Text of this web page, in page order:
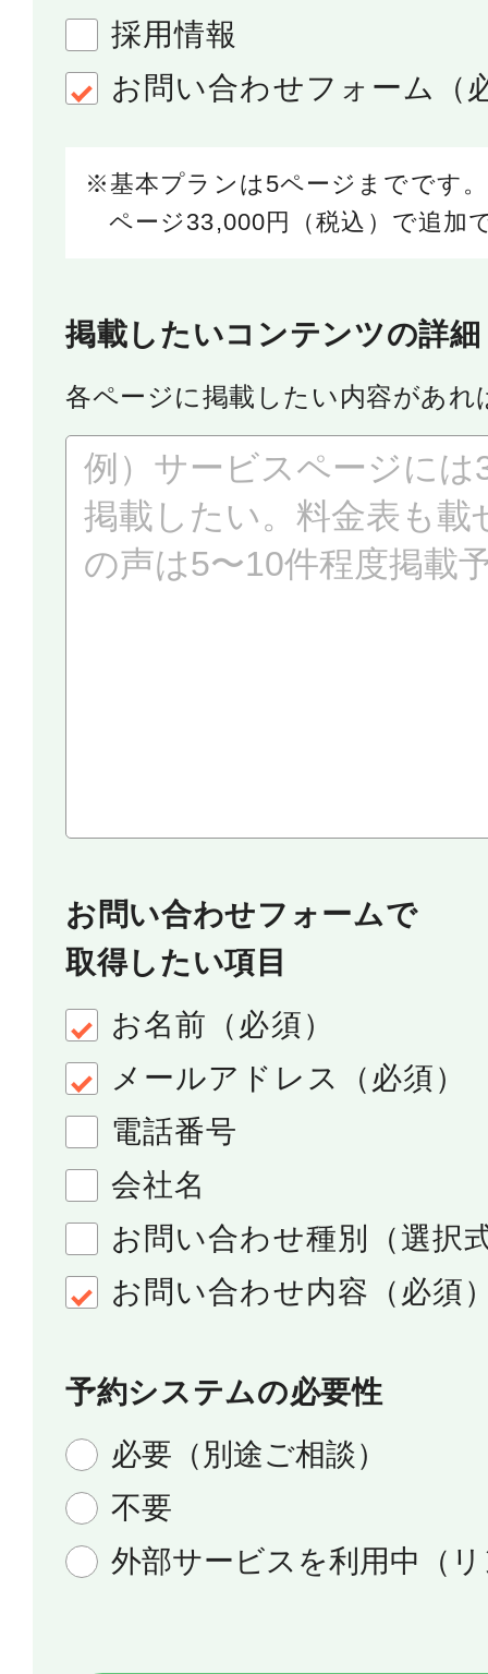
採用情報
お問い合わせフォーム（
基本プランは5ページまでです
ページ33,000円（税込）で追加
掲載したいコンテンツの詳細
各ページに掲載したい内容があれ
お問い合わせフォームで
取得したい項目
お名前（必須）
メールアドレス（必須）
電話番号
会社名
お問い合わせ種別（選択
お問い合わせ内容（必須
予約システムの必要性
必要（別途ご相談）
不要
外部サービスを利用中（